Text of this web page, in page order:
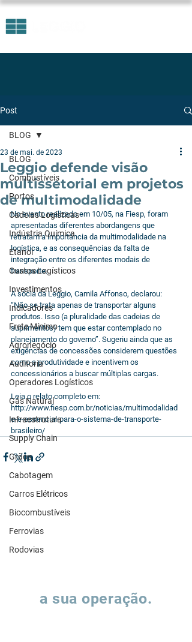
Post
BLOG
Combustíveis
Portos
Cadeias Logísticas
Indústria Química
Etanol
Custos Logísticos
Investimentos
Indicadores
Frete Mínimo
Agronegócio
Auditoria
Operadores Logísticos
Gás Natural
Infraestrutura
Supply Chain
Grãos
Cabotagem
Carros Elétricos
Biocombustíveis
Ferrovias
Rodovias
BLOG
Leggio defende visão
multissetorial em projetos
de multimodalidade
23 de mai. de 2023
No evento realizado em 10/05, na Fiesp, foram
apresentadas diferentes abordangens que
retratam a importância da multimodalidade na
logística, e as consequências da falta de
integração entre os diferentes modais de
transporte.
A sócia da Leggio, Camila Affonso, declarou:
“Não se trata apenas de transportar alguns
produtos. Isso (a pluralidade das cadeias de
suprimentos) tem que estar contemplado no
planejamento do governo”. Sugeriu ainda que as
exigências de concessões considerem questões
como a produtividade e incentivem os
concessionários a buscar múltiplas cargas.
Leia o relato completo em:
http://www.fiesp.com.br/noticias/multimodalidad
e-e-essencial-para-o-sistema-de-transporte-
brasileiro/
a sua operação.